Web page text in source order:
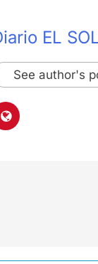
EL
See author's